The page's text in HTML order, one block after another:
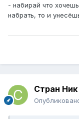
- набирай что
набрать, то и
Стран Ник